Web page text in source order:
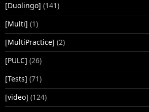
[Duolingo] (141)
[Multi] (1)
[MultiPractice] (2)
[PULC] (26)
[Tests] (71)
[video] (124)